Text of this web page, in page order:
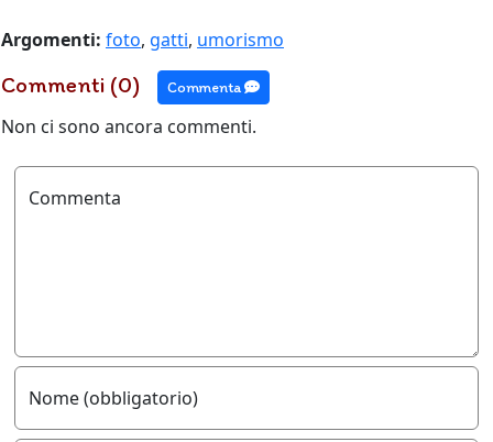
Argomenti: foto, gatti, umorismo
Commenti (0) Commenta
Non ci sono ancora commenti.
Commenta
Nome (obbligatorio)